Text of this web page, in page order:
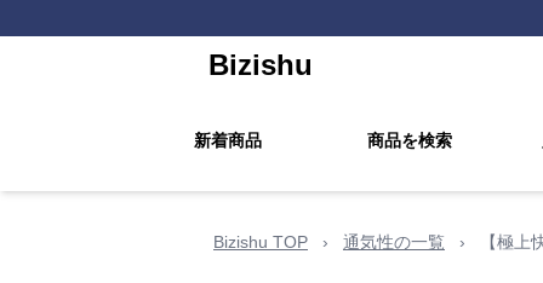
Bizishu
新着商品 商品を検索
Bizishu TOP › 通気性の一覧 › 【極上